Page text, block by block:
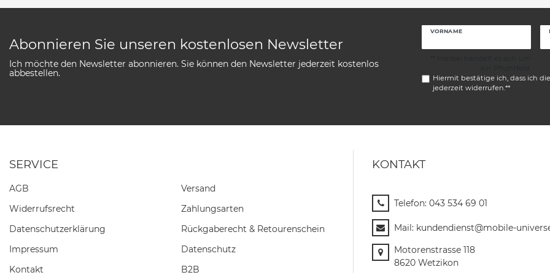
Abonnieren Sie unseren kostenlosen Newsletter
Ich möchte den Newsletter abonnieren. Sie können den Newsletter jederzeit kostenlos
abbestellen.
VORNAME
Hiermit bestätige ich, dass ich die
jederzeit widerrufen.**
SERVICE
AGB
Widerrufs­recht
Daten­schutz­erklärung
Impressum
Kontakt
Versand
Zahlungsarten
Rückgaberecht & Retourenschein
Datenschutz
B2B
KONTAKT
Telefon: 043 534 69 01
Mail: kundendienst@mobile-
Motorenstrasse 118
8620 Wetzikon